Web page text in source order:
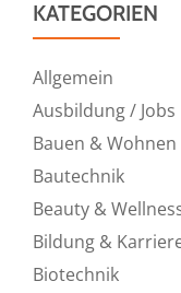
KATEGORIEN
Allgemein
Ausbildung / Jobs
Bauen & Wohnen
Bautechnik
Beauty &
Bildung &
Biotechnik